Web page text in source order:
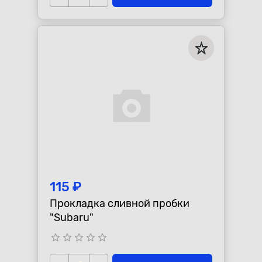
115 ₽
Прокладка сливной пробки
"Subaru"
star_border star_border star_border star_border star_border